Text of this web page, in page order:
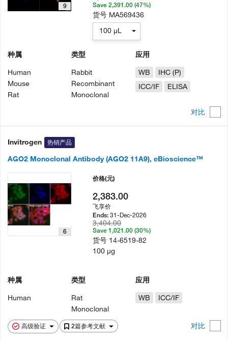
对比
9
种属
Human
Mouse
Rat
类型
Rabbit
Recombinant
Monoclonal
应用
WB
IHC (P)
ICC/IF
ELISA
Save 2,391.00 (47%)
货号 MA569436
100 µL
Invitrogen 热销产品
AGO2 Monoclonal Antibody (AGO2 11A9), eBioscience™
高级验证 2篇参考文献 对比
6
种属
Human
类型
Rat
Monoclonal
应用
WB
ICC/IF
价格(元)
2,383.00
飞享价
Ends:31-Dec-2026
3,404.00
Save 1,021.00 (30%)
货号 14-6519-82
100 µg